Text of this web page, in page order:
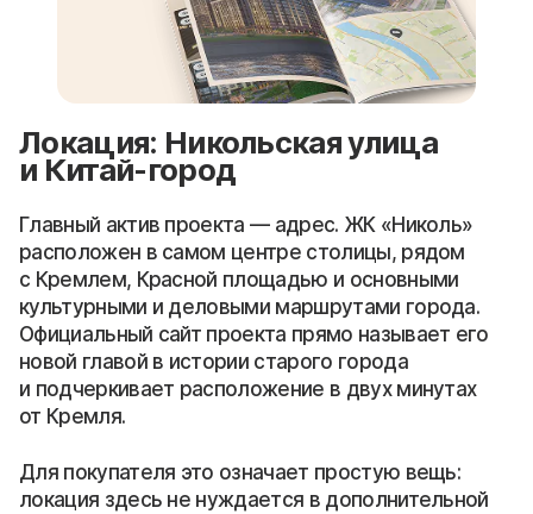
Локация: Никольская улица
и Китай-город
Главный актив проекта — адрес. ЖК «Николь»
расположен в самом центре столицы, рядом
с Кремлем, Красной площадью и основными
культурными и деловыми маршрутами города.
Официальный сайт проекта прямо называет его
новой главой в истории старого города
и подчеркивает расположение в двух минутах
от Кремля.
Для покупателя это означает простую вещь:
локация здесь не нуждается в дополнительной